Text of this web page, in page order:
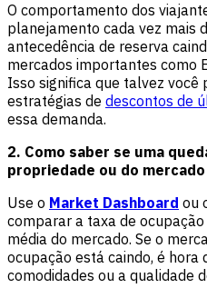
O comportamento dos
planejamento cada vez mais
antecedência de reserva
mercados importantes como
Isso significa que talvez você
estratégias de descontos de
essa demanda.
2. Como saber se uma
propriedade ou do
Use o Market Dashboard ou
comparar a taxa de
média do mercado. Se o
ocupação está caindo, é hora
comodidades ou a qualidade